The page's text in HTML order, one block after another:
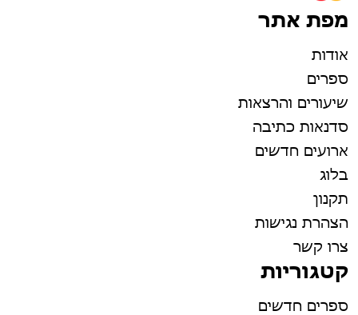
מפת אתר
אודות
ספרים
שיעורים והרצאות
סדנאות כתיבה
ארועים חדשים
בלוג
תקנון
הצהרת נגישות
צרו קשר
קטגוריות
ספרים חדשים